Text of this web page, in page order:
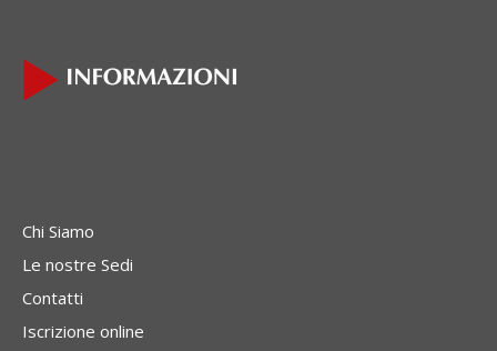
Chi Siamo
Le nostre Sedi
Contatti
Iscrizione online